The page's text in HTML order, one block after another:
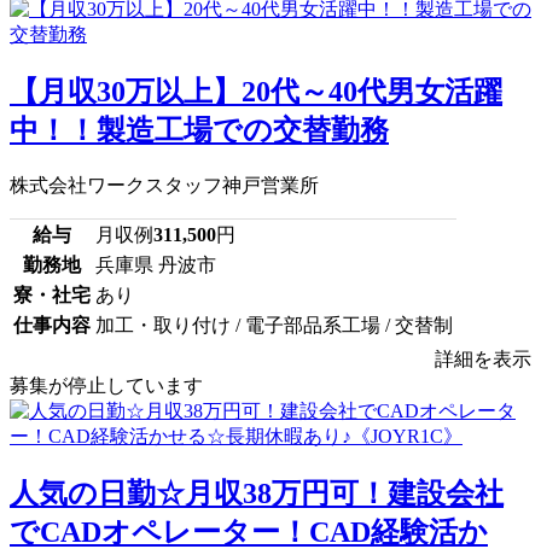
【月収30万以上】20代～40代男女活躍
中！！製造工場での交替勤務
株式会社ワークスタッフ神戸営業所
給与 月収例311,500円
勤務地
兵庫県 丹波市
寮・社宅 あり
仕事内容 加工・取り付け / 電子部品系工場 / 交替制
詳細を表示
募集が停止しています
人気の日勤☆月収38万円可！建設会社
でCADオペレーター！CAD経験活か